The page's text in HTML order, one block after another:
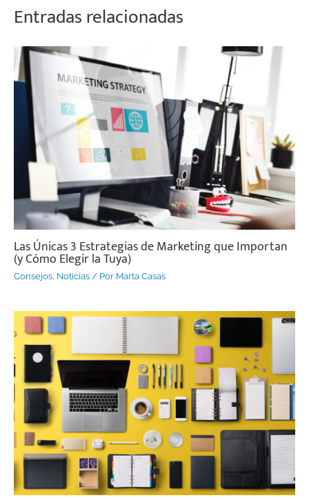
Entradas relacionadas
Las Únicas 3 Estrategias de Marketing que Importan
(y Cómo Elegir la Tuya)
Consejos Noticias / Por Marta Casas